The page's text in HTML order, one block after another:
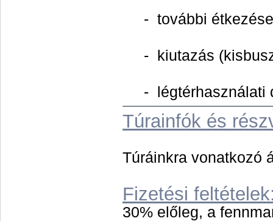
- további
- kiutazás
-
Túrainfók és
Túráinkra vonatkozó
Fizetési
30% előleg, a